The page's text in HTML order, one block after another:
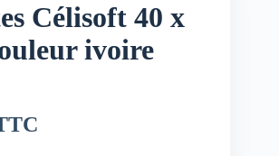
Célisoft 40 x
ivoire